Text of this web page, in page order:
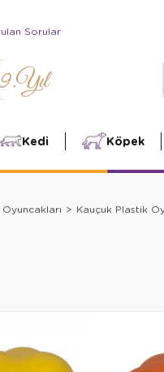
Sorular
Kedi Köpek
Kauçuk Plastik